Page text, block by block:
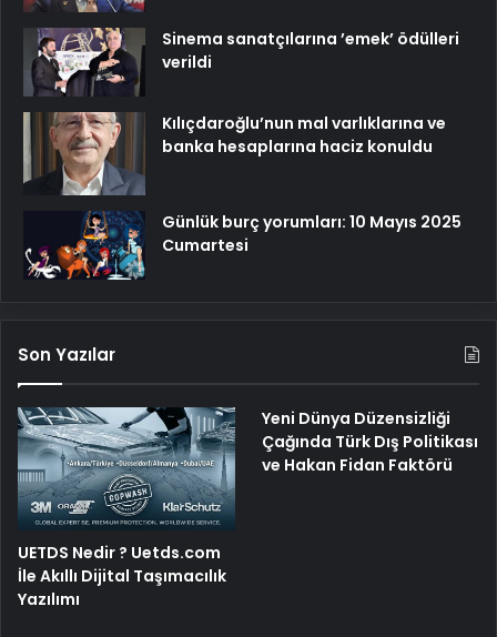
Sinema sanatçılarına ’emek’ ödülleri
verildi
Kılıçdaroğlu’nun mal varlıklarına ve
banka hesaplarına haciz konuldu
Günlük burç yorumları: 10 Mayıs 2025
Cumartesi
Son Yazılar
UETDS Nedir ? Uetds.com
İle Akıllı Dijital Taşımacılık
Yazılımı
Yeni Dünya Düzensizliği
Çağında Türk Dış Politikası
ve Hakan Fidan Faktörü